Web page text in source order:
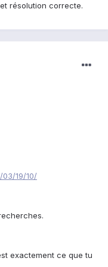
résolution correcte.
19/10/
exactement ce que tu